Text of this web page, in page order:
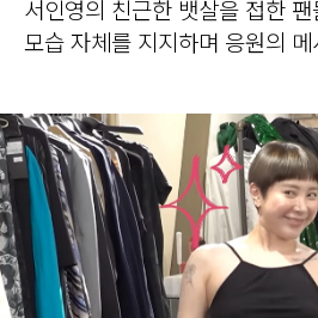
서인영의 친근한 뱃살을 접한
모습 자체를 지지하며 응원의